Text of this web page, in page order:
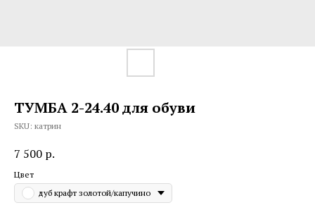
ТУМБА 2-24.40 для обуви
SKU: катрин
7 500 р.
Цвет
дуб крафт золотой/капучино